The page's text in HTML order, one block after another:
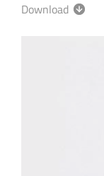
Download